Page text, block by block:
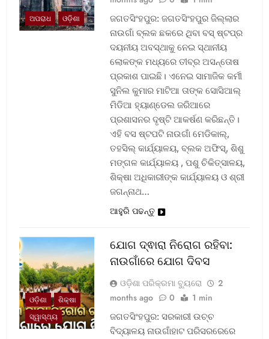
ଅପରାଧ ଓଡ଼ିଶା
ଜଗତସିଂହପୁର: ଜଗତସିଂହପୁର ଜିଲ୍ଲାର
ନାଉଗାଁ ବ୍ଲକ ଛକରେ ଥିବା ବସ୍‌ ଷ୍ଟପ୍‌ର
ଦୟନୀୟ ଅବସ୍ଥାକୁ ନେଇ ସ୍ଥାନୀୟ
ଲୋକଙ୍କ ମଧ୍ୟରେ ତୀବ୍ର ଅସନ୍ତୋଷ
ପ୍ରକାଶ ପାଇଛି। ଏନେଇ ସାମାଜିକ କର୍ମୀ
ସୁନିଲ କୁମାର ମାଟିଆ ତାଙ୍କ ସୋସିଆଲ୍‌
ମିଡିଆ ହ୍ୟାଣ୍ଡେଲ ଜରିଆରେ
ପ୍ରଶାସନର ଦୃଷ୍ଟି ଆକର୍ଷଣ କରିଛନ୍ତି।
ଏହି ବସ ଷ୍ଟପଟି ନାଉଗାଁ ମେଡିକାଲ୍‌,
ତହସିଲ୍‌ କାର୍ଯ୍ୟାଳୟ, ବ୍ଲକ ଅଫିସ୍‌, ଶିଶୁ
ମଙ୍ଗଳ କାର୍ଯ୍ୟାଳୟ , ପଶୁ ଚିକିତ୍ସାଳୟ,
ଶିକ୍ଷା ଅଧିକାରୀଙ୍କ କାର୍ଯ୍ୟାଳୟ ଓ ଶ୍ରୀ
ଜଗନ୍ନାଥ…
ଆହୁରି ପଢନ୍ତୁ
ଓଡ଼ିଶା
ଶିକ୍ଷା
ସ୍ୱାସ୍ଥ୍ୟ
ଯୋଗ ଦ୍ଵାରା ନିରୋଗ ରହିବା:
ନାଉଗାଁରେ ଯୋଗ ଦିବସ
ଓଡ଼ିଶା ପରିକ୍ରମା ବ୍ୟୁରୋ
2
months ago
0 1 min
ଜଗତସିଂହପୁର: ସରକାରୀ ଉଚ୍ଚ
ବିଦ୍ୟାଳୟ ନାଉଗାଁହାଟ ପରିସରରେରେ